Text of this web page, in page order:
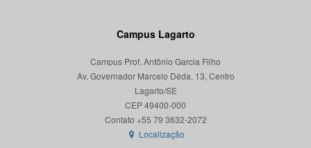
Campus Lagarto
Campus Prof. Antônio Garcia Filho
Av. Governador Marcelo Déda, 13, Centro
Lagarto/SE
CEP 49400-000
Localização